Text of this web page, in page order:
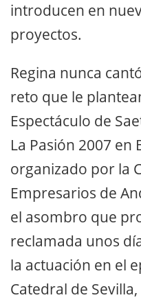
introducen en
proyectos.
Regina nunca
reto que le
Espectáculo de
La Pasión 2007 en
organizado por la
Empresarios de
el asombro que
reclamada unos
la actuación en el
Catedral de